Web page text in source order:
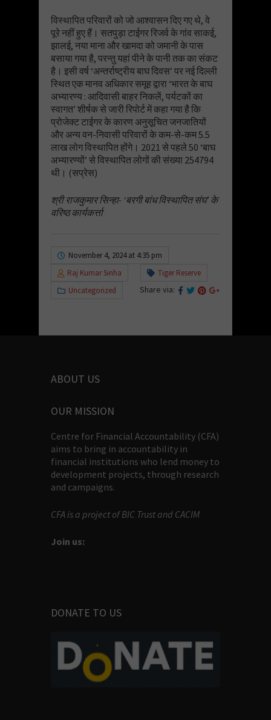
विस्थापित परिवारों को जो आश्वासन दिए गए थे, वे
पूरे नहीं हुए हैं। सतपुड़ा टाईगर रिजर्व के गांव साकई,
झालई, नया माना और खामदा को जमानी के पास
बसाया गया है, परन्तु यहां पीने के पानी तक का संकट
है। इसी वर्ष ‘अन्तर्राष्ट्रीय बाघ दिवस’ पर नई दिल्ली
स्थित एक मानव अधिकार समूह द्वारा ‘भारत के बाघ
अभ्यारण्य : आदिवासी बाहर निकलें, पर्यटकों का
स्वागत’ शीर्षक से जारी रिपोर्ट में कहा गया है कि
प्रोजेक्ट टाईगर के कारण अनुसूचित जनजातियों
और अन्य वन-निवासी परिवारों के कम-से-कम 5.5
लाख लोग विस्थापित होंगे। 2021 से पहले 50 ‘बाघ
अभ्यारण्यों’ से विस्थापित लोगों की संख्या 254794
थी। (सप्रेस)
श्री राजकुमार सिन्हा- ‘बरगी बांध विस्थापित संघ’ के
वरिष्ठ कार्यकर्त्ता
November 4, 2024 at 4:35 pm
Raj Kumar Sinha
Tiger Reserve
Uncategorized
Share via:
ABOUT US
OUR MISSION
Centre for Financial Accountability (CFA)
aims to bring in accountability in
financial institutions who lend money to
development projects, through research
and campaigns.
CFA is a project of BIC Trust and CACIM
Join us:
DONATE TO US